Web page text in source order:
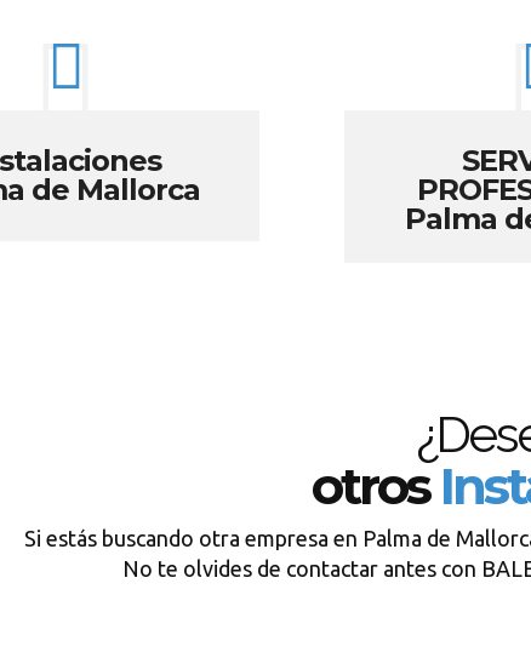
de Mallorca
Palma
otros
Si estás buscando otra empresa en Palma de
No te olvides de contactar antes con